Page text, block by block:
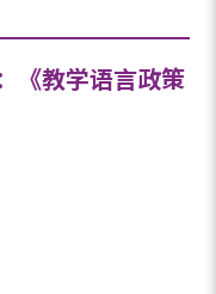
《教学语言政策